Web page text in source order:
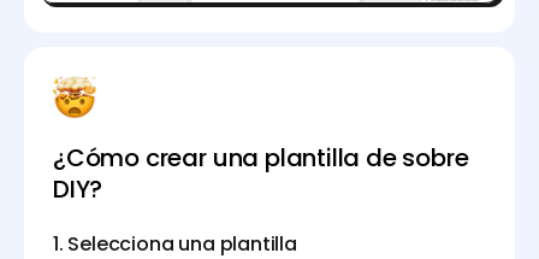
¿Cómo crear una plantilla de sobre
DIY?
1. Selecciona una plantilla